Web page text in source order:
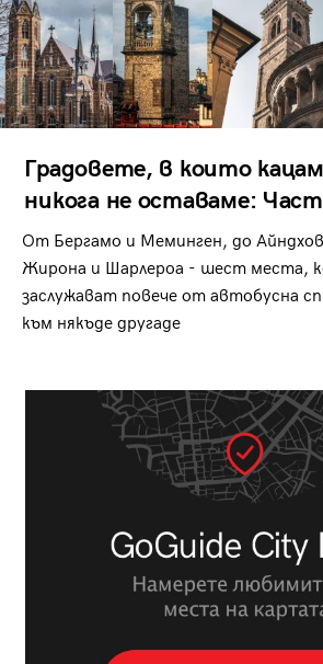
Градовете, в които
никога не оставаме:
От Бергамо и Меминген, до
Жирона и Шарлероа - шест места,
заслужават повече от автобусна
към някъде другаде